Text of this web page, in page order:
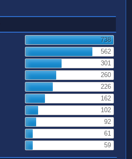
738
562
301
260
226
162
102
92
61
59